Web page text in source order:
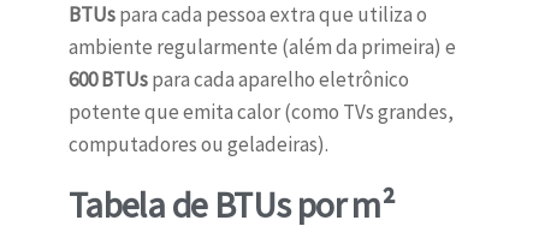
BTUspara cada pessoa extra que utiliza o
ambiente regularmente (além da primeira) e
600 BTUspara cada aparelho eletrônico
potente que emita calor (como TVs grandes,
computadores ou geladeiras).
Tabela de BTUs por m²